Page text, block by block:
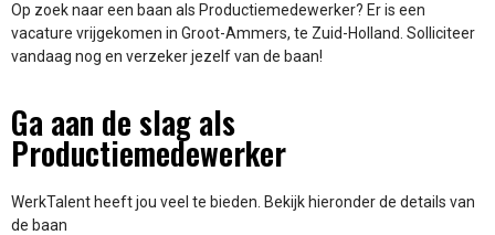
Op zoek naar een baan als Productiemedewerker? Er is een
vacature vrijgekomen in Groot-Ammers, te Zuid-Holland. Solliciteer
vandaag nog en verzeker jezelf van de baan!
Ga aan de slag als
Productiemedewerker
WerkTalent heeft jou veel te bieden. Bekijk hieronder de details van
de baan